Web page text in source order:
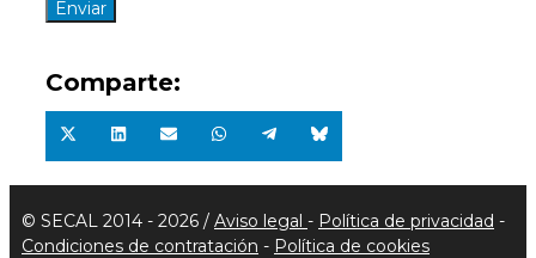
Comparte:
Compartir
en
X
(Twitter)
Compartir
en
LinkedIn
Compartir
en
Email
Compartir
en
WhatsApp
Compartir
en
Telegram
Compartir
en
Bluesky
© SECAL 2014 - 2026 / Aviso legal - Política de privacidad -
Condiciones de contratación - Política de cookies